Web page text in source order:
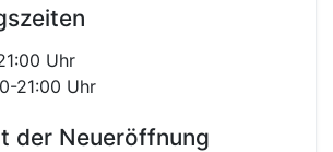
Uhr
21:00 Uhr
der Neueröffnung